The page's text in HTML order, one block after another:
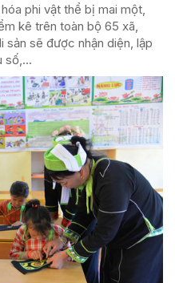
phi vật thể bị mai một,
kê trên toàn bộ 65 xã,
sẽ được nhận diện, lập
số,...